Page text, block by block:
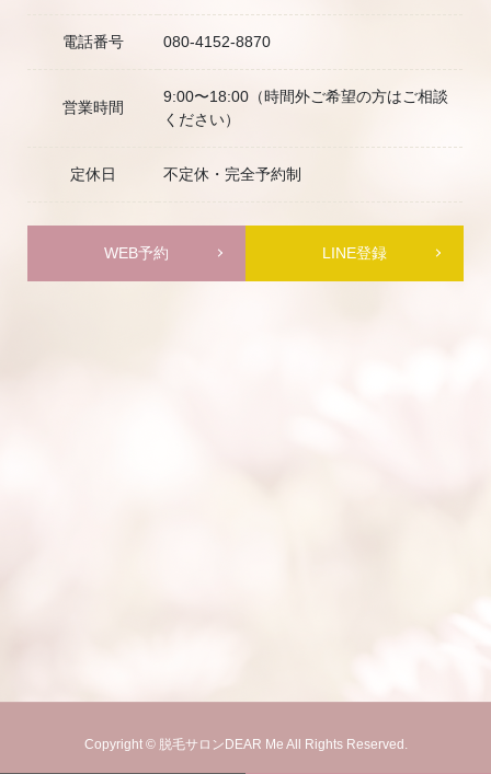
電話番号 080-4152-8870
営業時間
9:00〜18:00（時間外ご希望の方はご相談
ください）
定休日 不定休・完全予約制
WEB予約 LINE登録
Copyright © 脱毛サロンDEAR Me All Rights Reserved.